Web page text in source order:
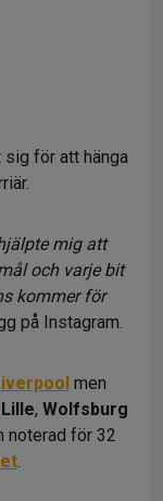
sig för att hänga
mig att
och varje bit
kommer för
på Instagram.
men
Lille, Wolfsburg
noterad för 32
.